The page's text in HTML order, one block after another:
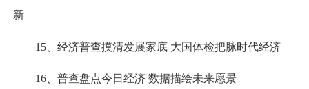
新
15、经济普查摸清发展家底 大国体检把脉时代经济
16、普查盘点今日经济 数据描绘未来愿景